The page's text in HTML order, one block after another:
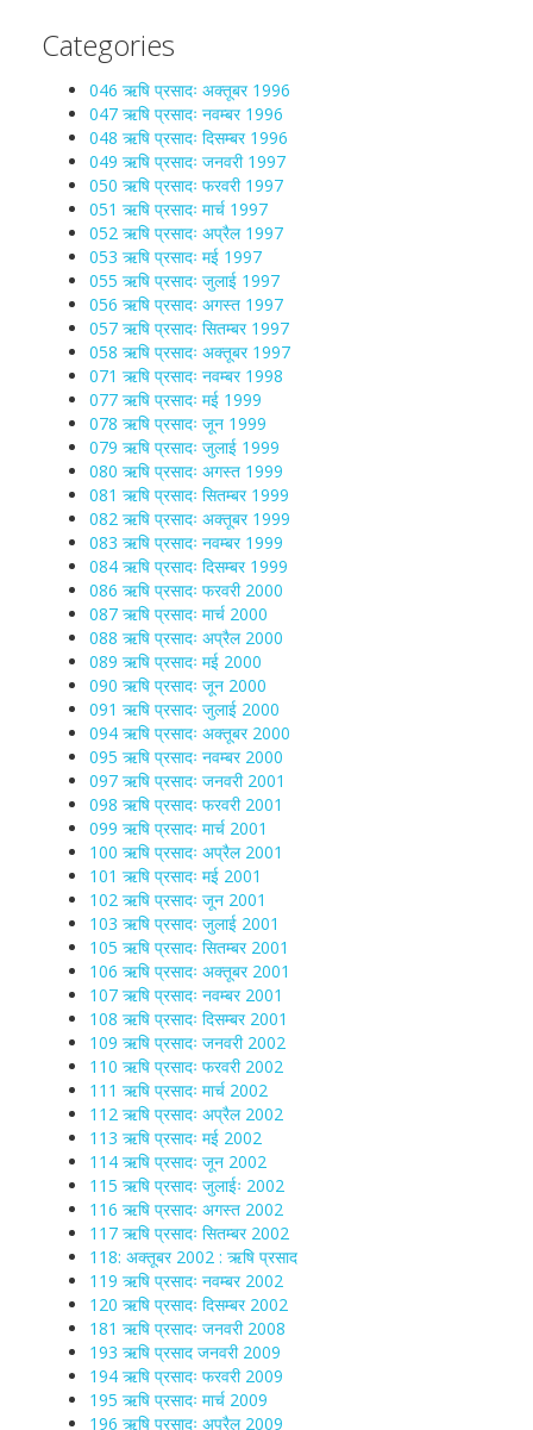
Categories
046 ऋषि प्रसादः अक्तूबर 1996
047 ऋषि प्रसादः नवम्बर 1996
048 ऋषि प्रसादः दिसम्बर 1996
049 ऋषि प्रसादः जनवरी 1997
050 ऋषि प्रसादः फरवरी 1997
051 ऋषि प्रसादः मार्च 1997
052 ऋषि प्रसादः अप्रैल 1997
053 ऋषि प्रसादः मई 1997
055 ऋषि प्रसादः जुलाई 1997
056 ऋषि प्रसादः अगस्त 1997
057 ऋषि प्रसादः सितम्बर 1997
058 ऋषि प्रसादः अक्तूबर 1997
071 ऋषि प्रसादः नवम्बर 1998
077 ऋषि प्रसादः मई 1999
078 ऋषि प्रसादः जून 1999
079 ऋषि प्रसादः जुलाई 1999
080 ऋषि प्रसादः अगस्त 1999
081 ऋषि प्रसादः सितम्बर 1999
082 ऋषि प्रसादः अक्तूबर 1999
083 ऋषि प्रसादः नवम्बर 1999
084 ऋषि प्रसादः दिसम्बर 1999
086 ऋषि प्रसादः फरवरी 2000
087 ऋषि प्रसादः मार्च 2000
088 ऋषि प्रसादः अप्रैल 2000
089 ऋषि प्रसादः मई 2000
090 ऋषि प्रसादः जून 2000
091 ऋषि प्रसादः जुलाई 2000
094 ऋषि प्रसादः अक्तूबर 2000
095 ऋषि प्रसादः नवम्बर 2000
097 ऋषि प्रसादः जनवरी 2001
098 ऋषि प्रसादः फरवरी 2001
099 ऋषि प्रसादः मार्च 2001
100 ऋषि प्रसादः अप्रैल 2001
101 ऋषि प्रसादः मई 2001
102 ऋषि प्रसादः जून 2001
103 ऋषि प्रसादः जुलाई 2001
105 ऋषि प्रसादः सितम्बर 2001
106 ऋषि प्रसादः अक्तूबर 2001
107 ऋषि प्रसादः नवम्बर 2001
108 ऋषि प्रसादः दिसम्बर 2001
109 ऋषि प्रसादः जनवरी 2002
110 ऋषि प्रसादः फरवरी 2002
111 ऋषि प्रसादः मार्च 2002
112 ऋषि प्रसादः अप्रैल 2002
113 ऋषि प्रसादः मई 2002
114 ऋषि प्रसादः जून 2002
115 ऋषि प्रसादः जुलाईः 2002
116 ऋषि प्रसादः अगस्त 2002
117 ऋषि प्रसादः सितम्बर 2002
118: अक्तूबर 2002 : ऋषि प्रसाद
119 ऋषि प्रसादः नवम्बर 2002
120 ऋषि प्रसादः दिसम्बर 2002
181 ऋषि प्रसादः जनवरी 2008
193 ऋषि प्रसाद जनवरी 2009
194 ऋषि प्रसादः फरवरी 2009
195 ऋषि प्रसादः मार्च 2009
196 ऋषि प्रसादः अप्रैल 2009